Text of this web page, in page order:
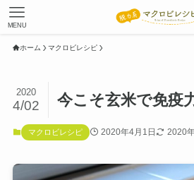
MENU
ホーム マクロビレシピ
今こそ玄米で免疫
2020
4/02
マクロビレシピ 2020年4月1日 2020